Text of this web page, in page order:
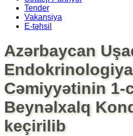
Tender
Vakansiya
E-təhsil
Azərbaycan
Cəmiyyətinin 1-
Beynəlxalq
keçirilib